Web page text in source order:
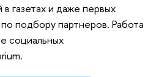
газетах и даже первых
подбору партнеров. Работа
социальных